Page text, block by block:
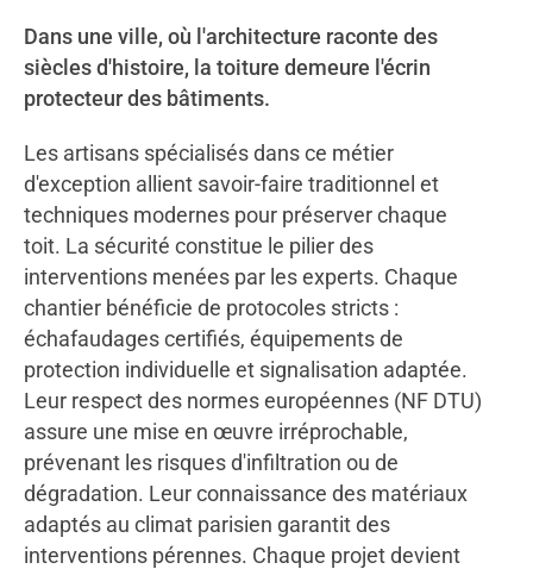
Dans une ville, où l'architecture raconte des
siècles d'histoire, la toiture demeure l'écrin
protecteur des bâtiments.
Les artisans spécialisés dans ce métier
d'exception allient savoir-faire traditionnel et
techniques modernes pour préserver chaque
toit. La sécurité constitue le pilier des
interventions menées par les experts. Chaque
chantier bénéficie de protocoles stricts :
échafaudages certifiés, équipements de
protection individuelle et signalisation adaptée.
Leur respect des normes européennes (NF DTU)
assure une mise en œuvre irréprochable,
prévenant les risques d'infiltration ou de
dégradation. Leur connaissance des matériaux
adaptés au climat parisien garantit des
interventions pérennes. Chaque projet devient